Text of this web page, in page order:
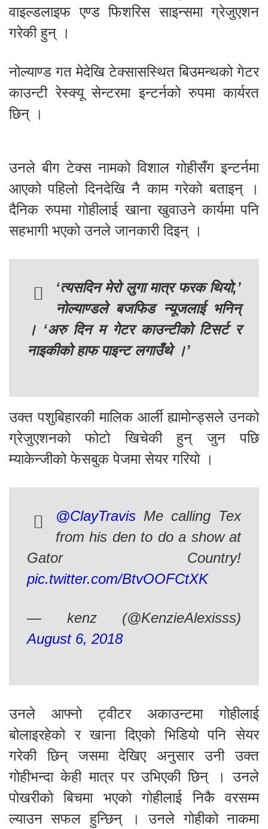
वाइल्डलाइफ एण्ड फिशरिस साइन्समा ग्रेजुएशन
गरेकी हुन् ।
नोल्याण्ड गत मेदेखि टेक्सासस्थित बिउमन्थको गेटर
काउन्टी रेस्क्यू सेन्टरमा इन्टर्नको रुपमा कार्यरत
छिन् ।
उनले बीग टेक्स नामको विशाल गोहीसँग इन्टर्नमा
आएको पहिलो दिनदेखि नै काम गरेको बताइन् ।
दैनिक रुपमा गोहीलाई खाना खुवाउने कार्यमा पनि
सहभागी भएको उनले जानकारी दिइन् ।
‘त्यसदिन मेरो लुगा मात्र फरक थियो,’
नोल्याण्डले बजफिड न्यूजलाई भनिन्
। ‘अरु दिन म गेटर काउन्टीको टिसर्ट र
नाइकीको हाफ पाइन्ट लगाउँथे ।’
उक्त पशुबिहारकी मालिक आर्ली ह्यामोन्ड्सले उनको
ग्रेजुएशनको फोटो खिचेकी हुन् जुन पछि
म्याकेन्जीको फेसबुक पेजमा सेयर गरियो ।
@ClayTravis Me calling Tex
from his den to do a show at
Gator Country!
pic.twitter.com/BtvOOFCtXK
— kenz (@KenzieAlexisss)
August 6, 2018
उनले आफ्नो ट्वीटर अकाउन्टमा गोहीलाई
बोलाइरहेको र खाना दिएको भिडियो पनि सेयर
गरेकी छिन् जसमा देखिए अनुसार उनी उक्त
गोहीभन्दा केही मात्र पर उभिएकी छिन् । उनले
पोखरीको बिचमा भएको गोहीलाई निकै वरसम्म
ल्याउन सफल हुन्छिन् । उनले गोहीको नाकमा